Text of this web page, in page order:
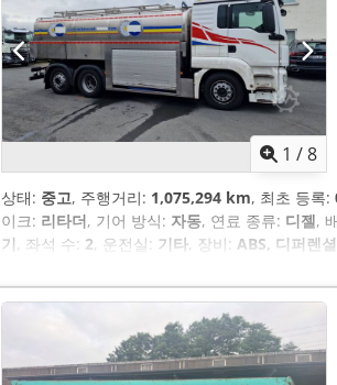
1 /8
상태: 중고, 주행거리: 1,075,294 km, 최초 등록:
이크: 리타더, 기어 방식: 자동, 연료 종류: 디젤,
기, 좌석 수: 2, 운전실: 기타, 장비: ABS, 디퍼렌